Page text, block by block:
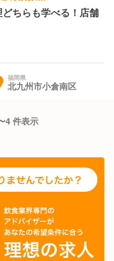
どちらも学べる！店舗
福岡県
北九州市小倉南区
4 件表示